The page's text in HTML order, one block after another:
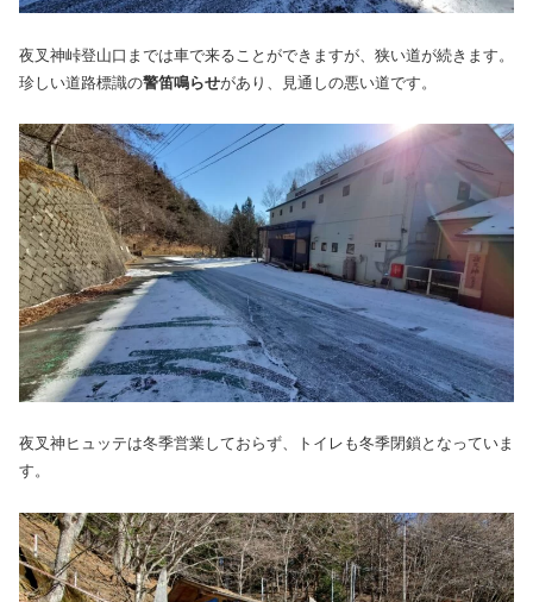
夜叉神峠登山口までは車で来ることができますが、狭い道が続きます。
珍しい道路標識の警笛鳴らせがあり、見通しの悪い道です。
夜叉神ヒュッテは冬季営業しておらず、トイレも冬季閉鎖となっていま
す。